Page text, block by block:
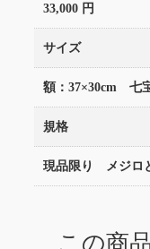
33,000 円
サイズ
額：37×30cm 七
規格
現品限り メジロ
この商